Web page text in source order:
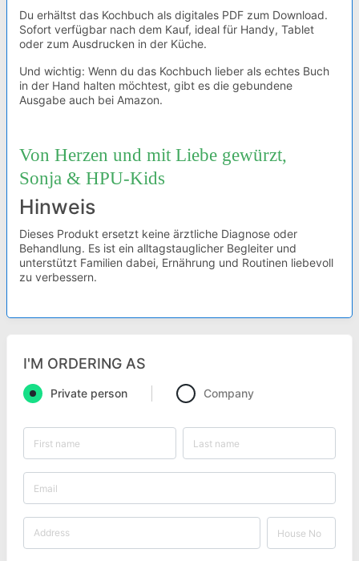
Du erhältst das Kochbuch als digitales PDF zum Download.
Sofort verfügbar nach dem Kauf, ideal für Handy, Tablet
oder zum Ausdrucken in der Küche.
Und wichtig: Wenn du das Kochbuch lieber als echtes Buch
in der Hand halten möchtest, gibt es die gebundene
Ausgabe auch bei Amazon.
Von Herzen und mit Liebe gewürzt,
Sonja & HPU-Kids
Hinweis
Dieses Produkt ersetzt keine ärztliche Diagnose oder
Behandlung. Es ist ein alltagstauglicher Begleiter und
unterstützt Familien dabei, Ernährung und Routinen liebevoll
zu verbessern.
I'M ORDERING AS
Private person Company